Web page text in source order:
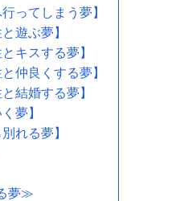
ってしまう夢】
遊ぶ夢】
キスする夢】
仲良くする夢】
結婚する夢】
夢】
れる夢】
夢≫